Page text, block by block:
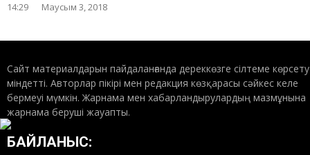
14:29 Маусым 3, 2018
Сайт материалдарын пайдаланғанда дереккөзге сілтеме көрсету
міндетті. Авторлар пікірі мен редакция көзқарасы сәйкес келе
бермеуі мүмкін. Жарнама мен хабарландырулардың мазмұнына
жарнама беруші жауапты.
БАЙЛАНЫС: